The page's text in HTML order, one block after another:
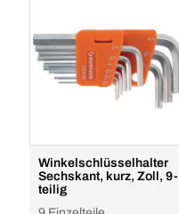
Winkelschlüsselhalter
Sechskant, kurz, Zoll, 9-
teilig